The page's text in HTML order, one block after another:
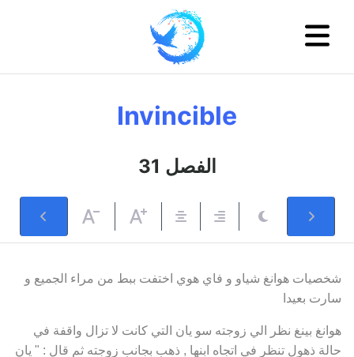
Invincible
31 الفصل
شخصيات هوانغ شياو و فاي هوي اختفت ببط من مراء الجميع و
سارت بعيدا
هوانغ بينغ نظر الي زوجته سو يان التي كانت لا تزال واقفة في
حالة ذهول تنظر في اتجاه ابنها , ذهب بجانب زوجته ثم قال : " يان